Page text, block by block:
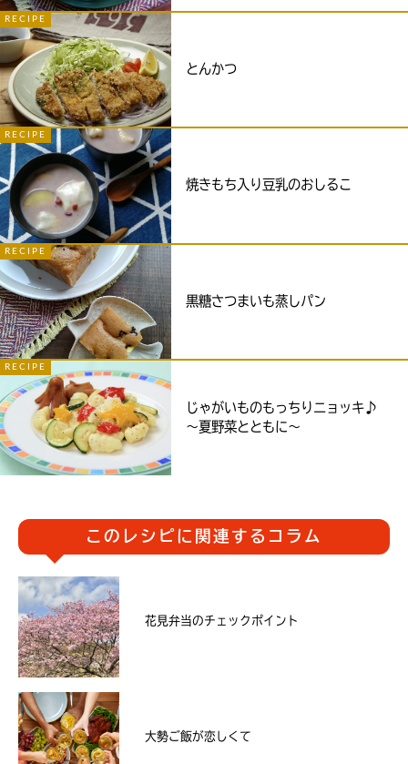
RECIPE
とんかつ
RECIPE
焼きもち入り豆乳のおしるこ
RECIPE
黒糖さつまいも蒸しパン
RECIPE
じゃがいものもっちりニョッキ♪
〜夏野菜とともに〜
このレシピに関連するコラム
花見弁当のチェックポイント
大勢ご飯が恋しくて